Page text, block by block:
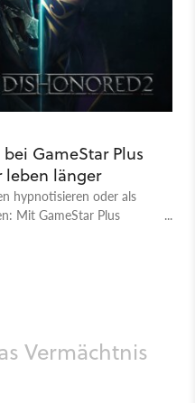
GameStar Plus
leben länger
hypnotisieren oder als
Mit GameStar Plus
Genre-Juwel.
Vermächtnis